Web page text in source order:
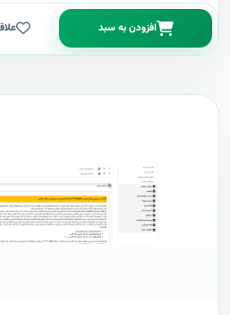
افزودن به سبد